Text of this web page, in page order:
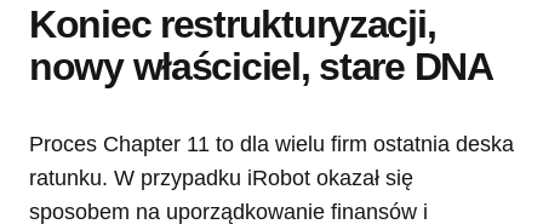
Koniec restrukturyzacji,
nowy właściciel, stare DNA
Proces Chapter 11 to dla wielu firm ostatnia deska
ratunku. W przypadku iRobot okazał się
sposobem na uporządkowanie finansów i